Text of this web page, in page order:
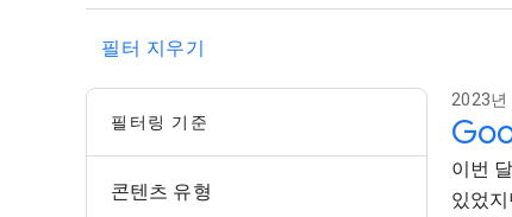
필터 지우기
필터링 기준
콘텐츠 유형
2023년
이번
있었